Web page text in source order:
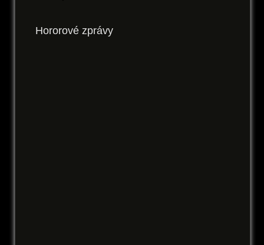
Hororové zprávy